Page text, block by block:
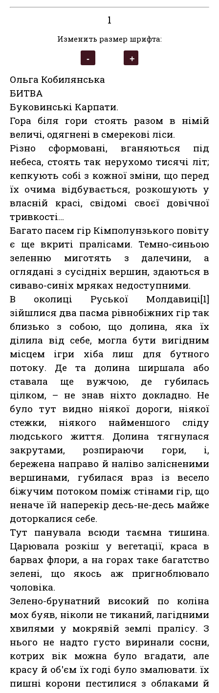
1
Изменить размер шрифта:
Ольга Кобилянська
БИТВА
Буковинські Карпати.
Гора біля гори стоять разом в німій
величі, одягнені в смерекові ліси.
Різно сформовані, вганяються під
небеса, стоять так нерухомо тисячі літ;
кепкують собі з кожної зміни, що перед
їх очима відбувається, розкошують у
власній красі, свідомі своєї довічної
тривкості…
Багато пасем гір Кімполунзького повіту
є ще вкриті пралісами. Темно-синьою
зеленню миготять з далечини, а
оглядані з сусідніх вершин, здаються в
сиваво-синіх мряках недоступними.
В околиці Руської Молдавиці[1]
зійшлися два пасма рівнобіжних гір так
близько з собою, що долина, яка їх
ділила від себе, могла бути вигідним
місцем ігри хіба лиш для бутного
потоку. Де та долина ширшала або
ставала ще вужчою, де губилась
цілком, – не знав ніхто докладно. Не
було тут видно ніякої дороги, ніякої
стежки, ніякого найменшого сліду
людського життя. Долина тягнулася
закрутами, розпираючи гори, і,
бережена направо й наліво залісненими
вершинами, губилася враз із весело
біжучим потоком поміж стінами гір, що
неначе їй наперекір десь-не-десь майже
доторкалися себе.
Тут панувала всюди таємна тишина.
Царювала розкіш у вегетації, краса в
барвах флори, а на горах таке багатство
зелені, що якось аж пригноблювало
чоловіка.
Зелено-брунатний високий по коліна
мох буяв, ніколи не тиканий, лагідними
хвилями у мокрявій землі пралісу. З
нього не надто густо виринали сосни,
котрих вік можна було вгадати, але
красу й об'єм їх годі було змалювати. їх
пишні корони пестилися з облаками й